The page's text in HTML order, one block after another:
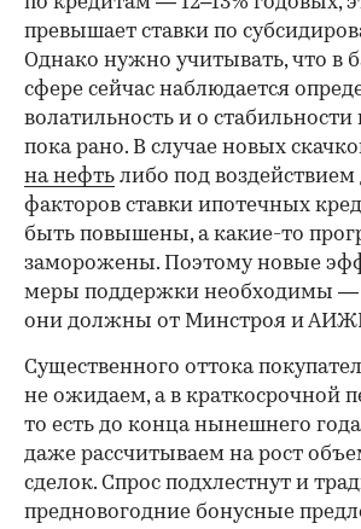
превышает ставки по
Однако нужно учитывать, что в
сфере сейчас наблюдается
волатильность и о стабильности
пока рано. В случае новых
на нефть либо под воздействием
факторов ставки ипотечных
быть повышены, а какие-то
заморожены. Поэтому новые
меры поддержки необходимы —
они должны от Минстроя и
Существенного оттока
не ожидаем, а в краткосрочной
то есть до конца нынешнего
даже рассчитываем на рост
сделок. Спрос подхлестнут и
предновогодние бонусные